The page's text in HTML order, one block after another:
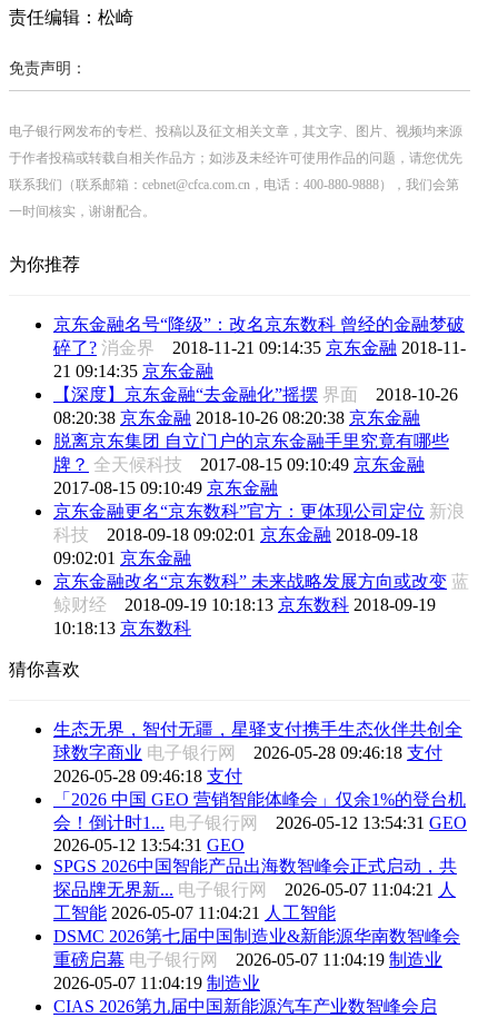
责任编辑：松崎
免责声明：
电子银行网发布的专栏、投稿以及征文相关文章，其文字、图片、视频均来源
于作者投稿或转载自相关作品方；如涉及未经许可使用作品的问题，请您优先
联系我们（联系邮箱：cebnet@cfca.com.cn，电话：400-880-9888），我们会第
一时间核实，谢谢配合。
为你推荐
京东金融名号“降级”：改名京东数科 曾经的金融梦破
碎了? 消金界 2018-11-21 09:14:35 京东金融 2018-11-
21 09:14:35 京东金融
【深度】京东金融“去金融化”摇摆 界面 2018-10-26
08:20:38 京东金融 2018-10-26 08:20:38 京东金融
脱离京东集团 自立门户的京东金融手里究竟有哪些
牌？ 全天候科技 2017-08-15 09:10:49 京东金融
2017-08-15 09:10:49 京东金融
京东金融更名“京东数科”官方：更体现公司定位 新浪
科技 2018-09-18 09:02:01 京东金融 2018-09-18
09:02:01 京东金融
京东金融改名“京东数科” 未来战略发展方向或改变 蓝
鲸财经 2018-09-19 10:18:13 京东数科 2018-09-19
10:18:13 京东数科
猜你喜欢
生态无界，智付无疆，星驿支付携手生态伙伴共创全
球数字商业 电子银行网 2026-05-28 09:46:18 支付
2026-05-28 09:46:18 支付
「2026 中国 GEO 营销智能体峰会」仅余1%的登台机
会！倒计时1... 电子银行网 2026-05-12 13:54:31 GEO
2026-05-12 13:54:31 GEO
SPGS 2026中国智能产品出海数智峰会正式启动，共
探品牌无界新... 电子银行网 2026-05-07 11:04:21 人
工智能 2026-05-07 11:04:21 人工智能
DSMC 2026第七届中国制造业&新能源华南数智峰会
重磅启幕 电子银行网 2026-05-07 11:04:19 制造业
2026-05-07 11:04:19 制造业
CIAS 2026第九届中国新能源汽车产业数智峰会启